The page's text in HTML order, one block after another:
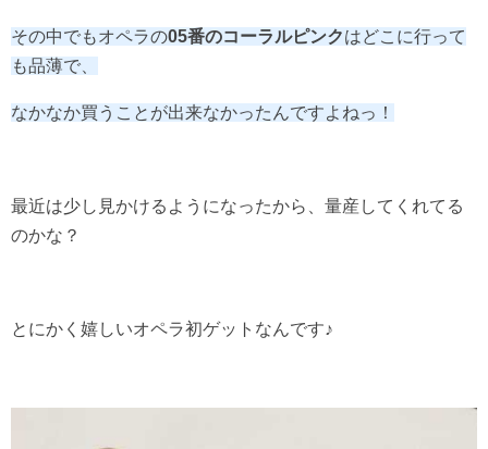
その中でもオペラの05番のコーラルピンクはどこに行って
も品薄で、
なかなか買うことが出来なかったんですよねっ！
最近は少し見かけるようになったから、量産してくれてる
のかな？
とにかく嬉しいオペラ初ゲットなんです♪